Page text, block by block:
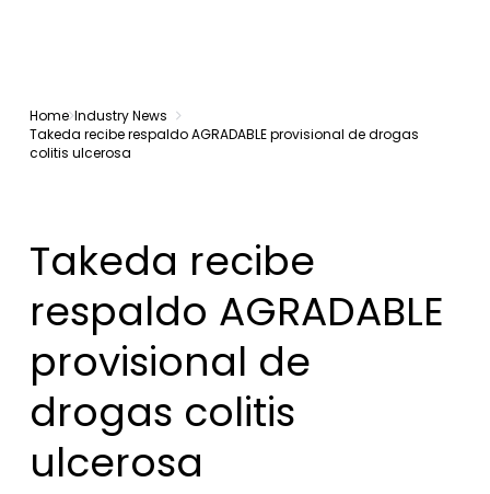
Home Industry News
Takeda recibe respaldo AGRADABLE provisional de drogas
colitis ulcerosa
Takeda recibe
respaldo AGRADABLE
provisional de
drogas colitis
ulcerosa